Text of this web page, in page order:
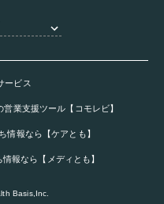
ービス
業支援ツール【コモレビ】
情報なら【ケアとも】
報なら【メディとも】
Basis,Inc.